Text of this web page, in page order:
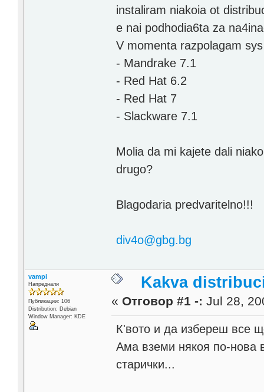
instaliram niakoia ot
e nai podhodia6ta za
V momenta razpolagam
- Mandrake 7.1
- Red Hat 6.2
- Red Hat 7
- Slackware 7.1
Molia da mi kajete dali
drugo?
Blagodaria predvaritelno!!!
div4o@gbg.bg
vampi
Напреднали
Публикации: 106
Distribution: Debian
Window Manager: KDE
Kakva
« Отговор #1 -: Jul 28,
К'вото и да избереш все
Ама вземи някоя по-нова
старички...